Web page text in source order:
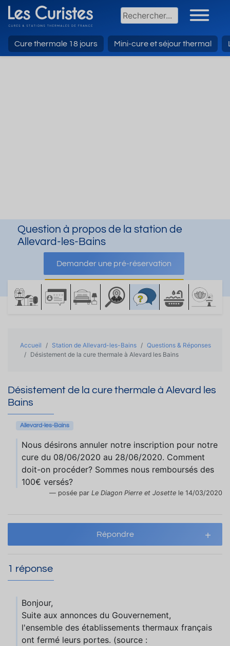
Cure thermale 18 jours Mini-cure et séjour thermal
Question à propos de la station de
Allevard-les-Bains
Demander une pré-réservation
Demander une documentation
Accueil Station de Allevard-les-Bains
Questions & Réponses
Désistement de la cure thermale à Alevard les Bains
Désistement de la cure thermale à Alevard les
Bains
Allevard-les-Bains
Nous désirons annuler notre inscription pour notre
cure du 08/06/2020 au 28/06/2020. Comment
doit-on procéder? Sommes nous remboursés des
100€ versés?
posée par Le Diagon Pierre et Josette le 14/03/2020
Répondre
1 réponse
Bonjour,
Suite aux annonces du Gouvernement,
l'ensemble des établissements thermaux français
ont fermé leurs portes. (source :